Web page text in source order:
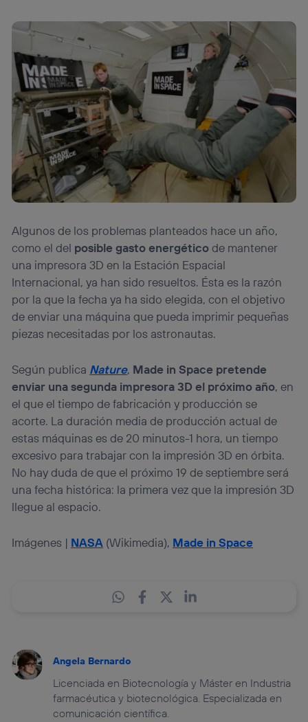
Algunos de los problemas planteados hace un año,
como el del posible gasto energéticode mantener
una impresora 3D en la Estación Espacial
Internacional, ya han sido resueltos. Ésta es la razón
por la que la fecha ya ha sido elegida, con el objetivo
de enviar una máquina que pueda imprimir pequeñas
piezas necesitadas por los astronautas.
Según publica Nature, Made in Space pretende
enviar una segunda impresora 3D el próximo año, en
el que el tiempo de fabricación y producción se
acorte. La duración media de producción actual de
estas máquinas es de 20 minutos-1 hora, un tiempo
excesivo para trabajar con la impresión 3D en órbita.
No hay duda de que el próximo 19 de septiembre será
una fecha histórica: la primera vez que la impresión 3D
llegue al espacio.
Imágenes | NASA (Wikimedia), Made in Space
Angela Bernardo
Licenciada en Biotecnología y Máster en Industria
farmacéutica y biotecnológica. Especializada en
comunicación científica.